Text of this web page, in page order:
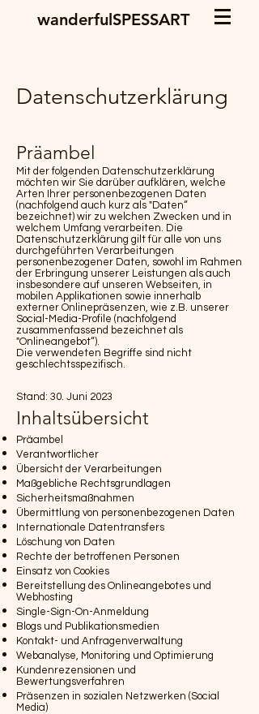
wanderfulSPESSART
Datenschutzerklärung
Präambel
Mit der folgenden Datenschutzerklärung
möchten wir Sie darüber aufklären, welche
Arten Ihrer personenbezogenen Daten
(nachfolgend auch kurz als "Daten“
bezeichnet) wir zu welchen Zwecken und in
welchem Umfang verarbeiten. Die
Datenschutzerklärung gilt für alle von uns
durchgeführten Verarbeitungen
personenbezogener Daten, sowohl im Rahmen
der Erbringung unserer Leistungen als auch
insbesondere auf unseren Webseiten, in
mobilen Applikationen sowie innerhalb
externer Onlinepräsenzen, wie z.B. unserer
Social-Media-Profile (nachfolgend
zusammenfassend bezeichnet als
"Onlineangebot“).
Die verwendeten Begriffe sind nicht
geschlechtsspezifisch.
Stand: 30. Juni 2023
Inhaltsübersicht
Präambel
Verantwortlicher
Übersicht der Verarbeitungen
Maßgebliche Rechtsgrundlagen
Sicherheitsmaßnahmen
Übermittlung von personenbezogenen Daten
Internationale Datentransfers
Löschung von Daten
Rechte der betroffenen Personen
Einsatz von Cookies
Bereitstellung des Onlineangebotes und
Webhosting
Single-Sign-On-Anmeldung
Blogs und Publikationsmedien
Kontakt- und Anfragenverwaltung
Webanalyse, Monitoring und Optimierung
Kundenrezensionen und
Bewertungsverfahren
Präsenzen in sozialen Netzwerken (Social
Media)